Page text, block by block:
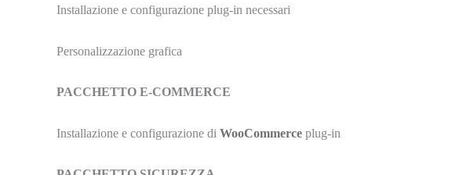
Installazione e configurazione plug-in necessari
Personalizzazione grafica
PACCHETTO E-COMMERCE
Installazione e configurazione di WooCommerce plug-in